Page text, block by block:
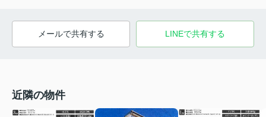
メールで共有する LINEで共有する
近隣の物件